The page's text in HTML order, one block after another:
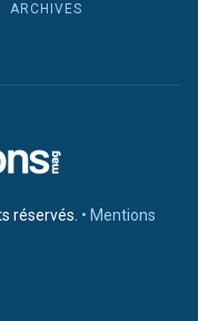
ARCHIVES
réservés. • Mentions